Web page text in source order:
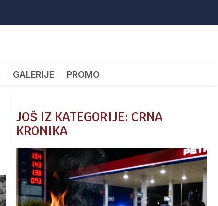
GALERIJE PROMO
JOŠ IZ KATEGORIJE: CRNA
KRONIKA